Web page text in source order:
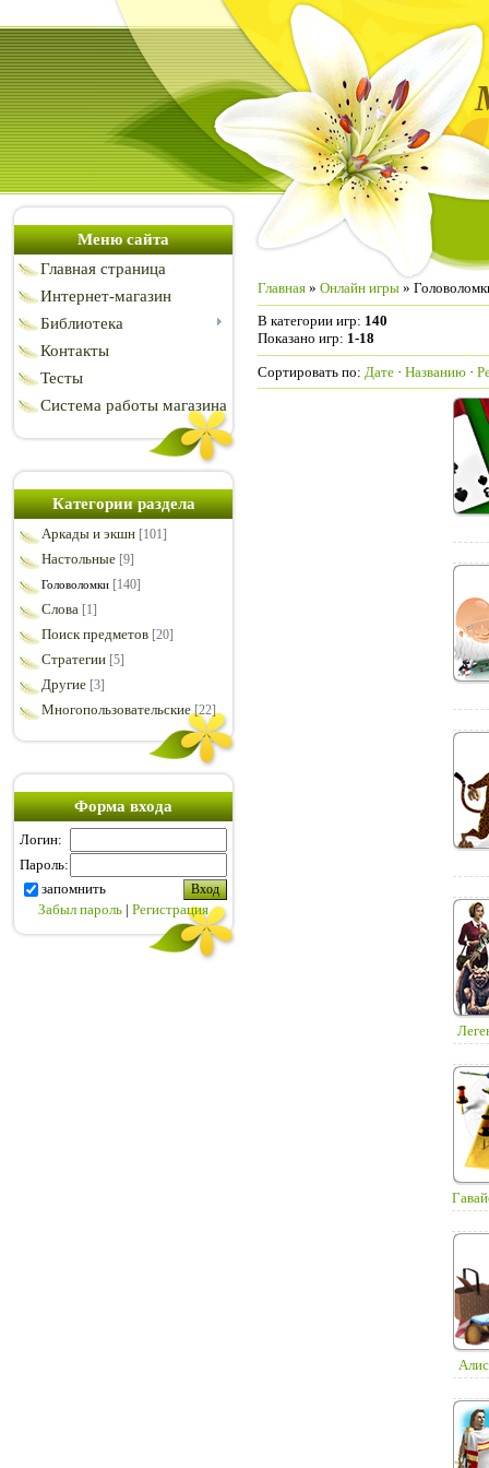
Меню сайта
Главная страница
Интернет-магазин
Библиотека
Контакты
Тесты
Система работы магазина
Категории раздела
Аркады и экшн [101]
Настольные [9]
Головоломки [140]
Слова [1]
Поиск предметов [20]
Стратегии [5]
Другие [3]
Многопользовательские [22]
Форма входа
Логин:
Пароль:
запомнить
Забыл пароль | Регистрация
Главная » Онлайн игры »
В категории игр: 140
Показано игр: 1-18
Сортировать по: Дате · Названию ·